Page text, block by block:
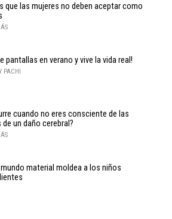
que las mujeres no deben aceptar como
pantallas en verano y vive la vida real!
PACHI
cuando no eres consciente de las
de un daño cerebral?
material moldea a los niños